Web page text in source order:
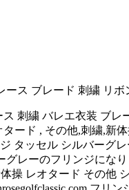
ス ブレード 刺繍 リボ
繍 バレエ衣装 ブレー
ード , その他,刺繍,新
タッセル シルバーグ
レーのフリンジにな
操 レオタード その他